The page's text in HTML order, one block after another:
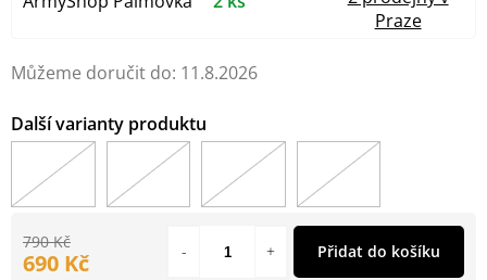
Můžeme doručit do: 11.8.2026
790 Kč
690 Kč Přidat do košíku
Praze